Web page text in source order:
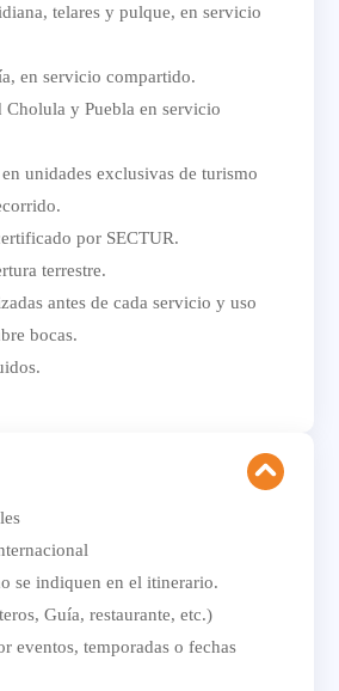
telares y pulque, en servicio
en servicio compartido.
y Puebla en servicio
unidades exclusivas de turismo
por SECTUR.
terrestre.
antes de cada servicio y uso
bocas.
se indiquen en el itinerario.
Guía, restaurante, etc.)
eventos, temporadas o fechas